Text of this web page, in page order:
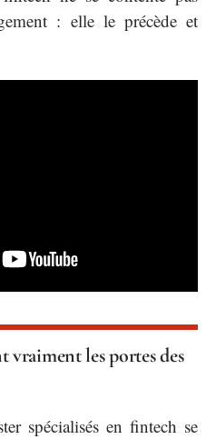
: elle le précède et
vraiment les portes des
spécialisés en fintech se